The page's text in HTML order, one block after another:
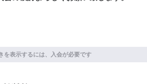
を表示するには、入会が必要です